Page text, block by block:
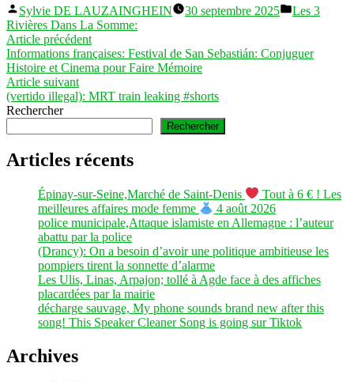
Publié
par
Sylvie DE LAUZAINGHEIN 30 septembre 2025
Publié
Les 3
Rivières Dans La Somme:
Navigation
de
l’article
Article précédentArticle
précédent :
Informations françaises: Festival de San Sebastián: Conjuguer
Histoire et Cinema pour Faire Mémoire
Article suivantArticle
suivant :
(vertido illegal): MRT train leaking #shorts
Rechercher
Rechercher
Articles récents
Épinay-sur-Seine,Marché de Saint-Denis
Tout à 6 € ! Les
meilleures affaires mode femme
4 août 2026
police municipale,Attaque islamiste en Allemagne : l’auteur
abattu par la police
(Drancy): On a besoin d’avoir une politique ambitieuse les
pompiers tirent la sonnette d’alarme
Les Ulis, Linas, Arpajon; tollé à Agde face à des affiches
placardées par la mairie
décharge sauvage, My phone sounds brand new after this
song! This Speaker Cleaner Song is going sur Tiktok
Archives